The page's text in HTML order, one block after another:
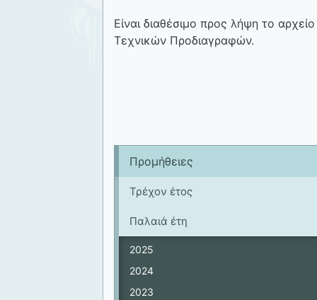
Προμήθειες
Τρέχον έτος
Παλαιά έτη
2025
2024
2023
Είναι διαθέσιμο προς λήψη το
Τεχνικών Προδιαγραφών.